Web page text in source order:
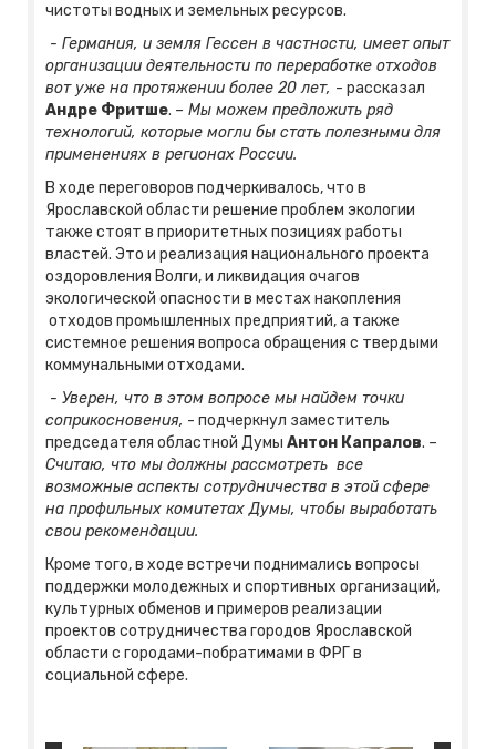
чистоты водных и земельных ресурсов.
- Германия, и земля Гессен в частности, имеет опыт
организации деятельности по переработке отходов
вот уже на протяжении более 20 лет, - рассказал
Андре Фритше. – Мы можем предложить ряд
технологий, которые могли бы стать полезными для
применениях в регионах России.
В ходе переговоров подчеркивалось, что в
Ярославской области решение проблем экологии
также стоят в приоритетных позициях работы
властей. Это и реализация национального проекта
оздоровления Волги, и ликвидация очагов
экологической опасности в местах накопления
отходов промышленных предприятий, а также
системное решения вопроса обращения с твердыми
коммунальными отходами.
- Уверен, что в этом вопросе мы найдем точки
соприкосновения, - подчеркнул заместитель
председателя областной Думы Антон Капралов. –
Считаю, что мы должны рассмотреть все
возможные аспекты сотрудничества в этой сфере
на профильных комитетах Думы, чтобы выработать
свои рекомендации.
Кроме того, в ходе встречи поднимались вопросы
поддержки молодежных и спортивных организаций,
культурных обменов и примеров реализации
проектов сотрудничества городов Ярославской
области с городами-побратимами в ФРГ в
социальной сфере.